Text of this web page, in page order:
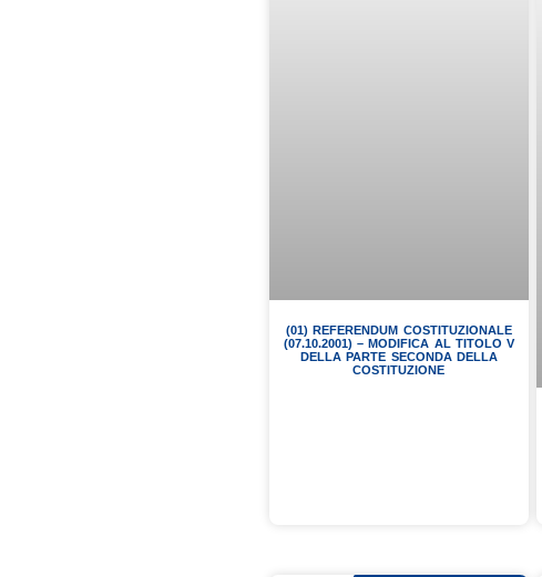
(01) REFERENDUM COSTITUZIONALE
(07.10.2001) – MODIFICA AL TITOLO V
DELLA PARTE SECONDA DELLA
COSTITUZIONE